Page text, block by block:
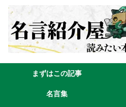
まずはこの記事
名言集